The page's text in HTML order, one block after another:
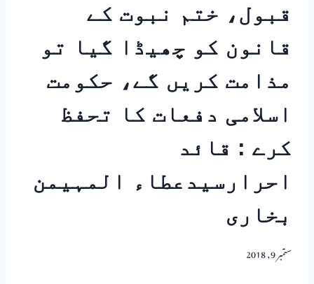
قبول، ختم نبوت کے
قانون کو چھیڈا گیا تو
مذامت کریں گے، حکومت
اسلامی دفعات کا تحفظ
کرے : قائد
احرارسیدعطاء المہیمن
بخاری
ستمبر 9, 2018